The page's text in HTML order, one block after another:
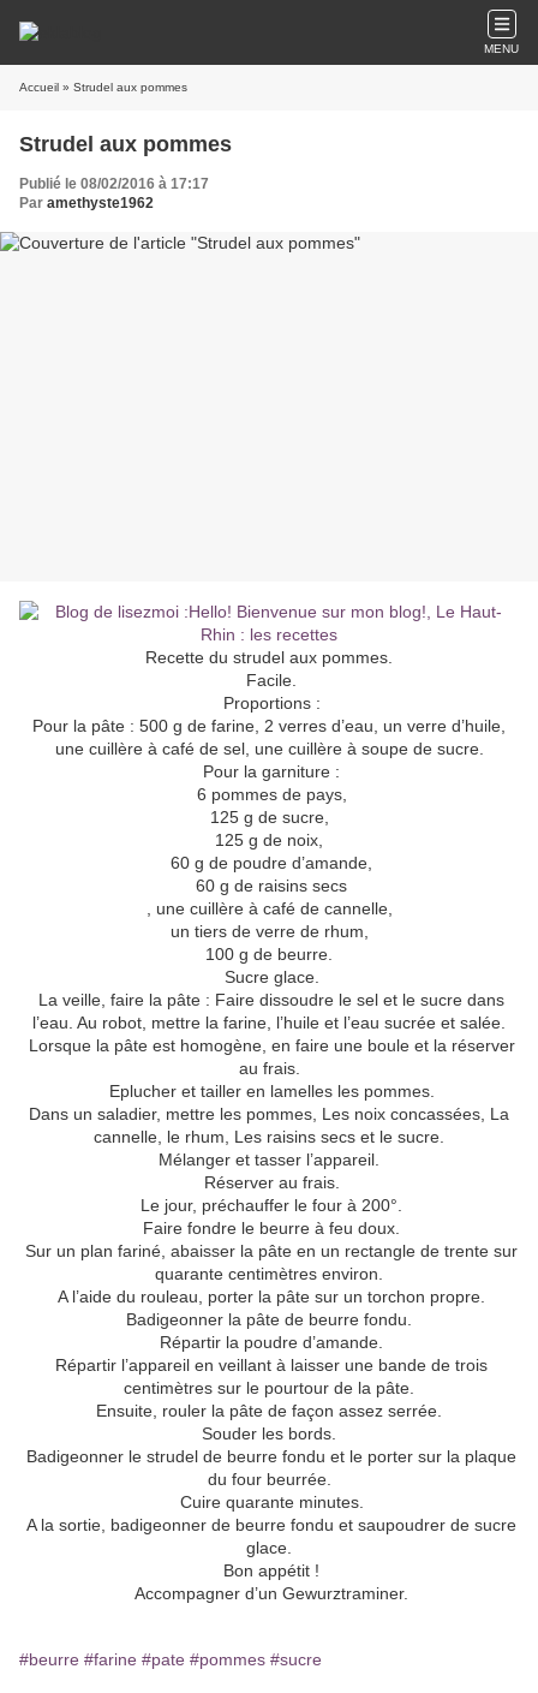
MENU
Accueil » Strudel aux pommes
Strudel aux pommes
Publié le 08/02/2016 à 17:17
Par amethyste1962
Recette du strudel aux pommes.
Facile.
Proportions :
Pour la pâte : 500 g de farine, 2 verres d’eau, un verre d’huile,
une cuillère à café de sel, une cuillère à soupe de sucre.
Pour la garniture :
6 pommes de pays,
125 g de sucre,
125 g de noix,
60 g de poudre d’amande,
60 g de raisins secs
, une cuillère à café de cannelle,
un tiers de verre de rhum,
100 g de beurre.
Sucre glace.
La veille, faire la pâte : Faire dissoudre le sel et le sucre dans
l’eau. Au robot, mettre la farine, l’huile et l’eau sucrée et salée.
Lorsque la pâte est homogène, en faire une boule et la réserver
au frais.
Eplucher et tailler en lamelles les pommes.
Dans un saladier, mettre les pommes, Les noix concassées, La
cannelle, le rhum, Les raisins secs et le sucre.
Mélanger et tasser l’appareil.
Réserver au frais.
Le jour, préchauffer le four à 200°.
Faire fondre le beurre à feu doux.
Sur un plan fariné, abaisser la pâte en un rectangle de trente sur
quarante centimètres environ.
A l’aide du rouleau, porter la pâte sur un torchon propre.
Badigeonner la pâte de beurre fondu.
Répartir la poudre d’amande.
Répartir l’appareil en veillant à laisser une bande de trois
centimètres sur le pourtour de la pâte.
Ensuite, rouler la pâte de façon assez serrée.
Souder les bords.
Badigeonner le strudel de beurre fondu et le porter sur la plaque
du four beurrée.
Cuire quarante minutes.
A la sortie, badigeonner de beurre fondu et saupoudrer de sucre
glace.
Bon appétit !
Accompagner d’un Gewurztraminer.
#beurre #farine #pate #pommes #sucre